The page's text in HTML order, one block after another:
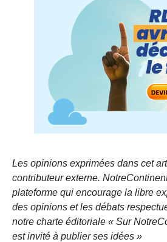
Les opinions exprimées dans cet
contributeur externe.
plateforme qui encourage la libre
des opinions et les débats
notre charte éditoriale « Sur
est invité à publier ses idées »